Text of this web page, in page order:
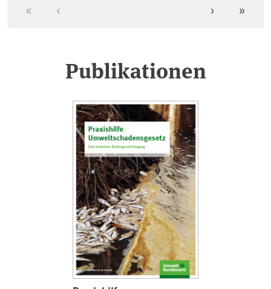
Erste Seite
« Vorherige Seite
‹ Nächste
› »
Publikationen